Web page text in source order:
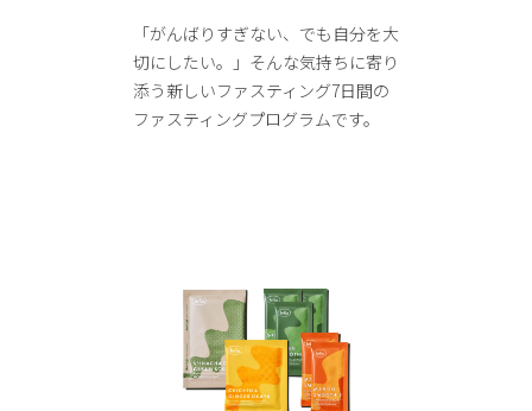
「がんばりすぎない、でも自分を大
切にしたい。」そんな気持ちに寄り
添う新しいファスティング7日間の
ファスティングプログラムです。